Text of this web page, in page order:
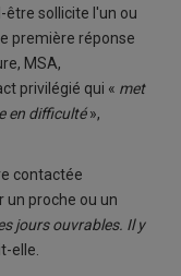
être sollicite l'un ou
première réponse
MSA,
privilégié qui « met
en difficulté»,
contactée
proche ou un
jours ouvrables. Il y
elle.